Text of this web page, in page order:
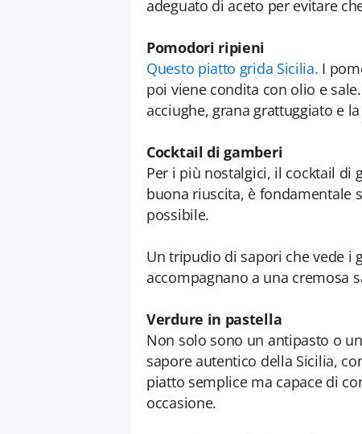
adeguato di aceto per evitare
Pomodori ripieni
Questo piatto grida Sicilia. I
poi viene condita con olio e
acciughe, grana grattuggiato e
Cocktail di gamberi
Per i più nostalgici, il cocktail di
buona riuscita, è fondamentale
possibile.
Un tripudio di sapori che vede i
accompagnano a una cremosa
Verdure in pastella
Non solo sono un antipasto o
sapore autentico della Sicilia,
piatto semplice ma capace di
occasione.